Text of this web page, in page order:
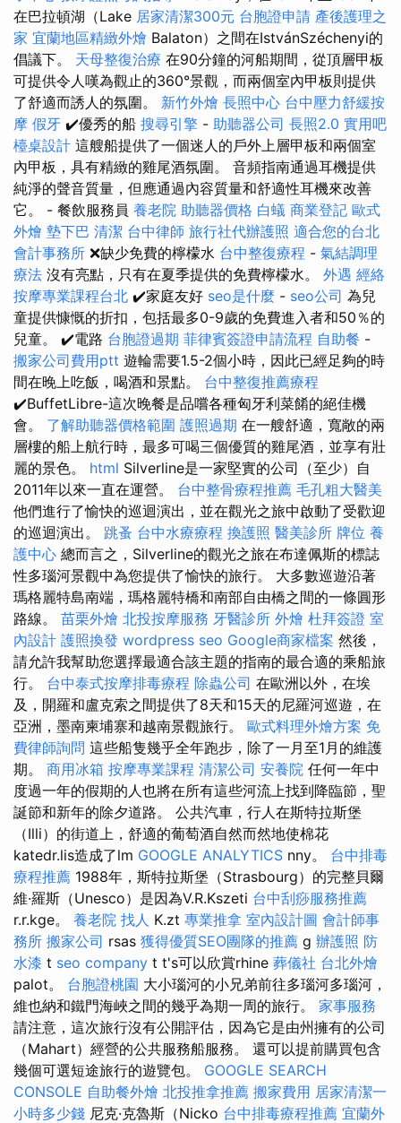
在巴拉頓湖（Lake 居家清潔300元 台胞證申請 產後護理之
家 宜蘭地區精緻外燴 Balaton）之間在IstvánSzéchenyi的
倡議下。 天母整復治療 在90分鐘的河船期間，從頂層甲板
可提供令人嘆為觀止的360°景觀，而兩個室內甲板則提供
了舒適而誘人的氛圍。 新竹外燴 長照中心 台中壓力舒緩按
摩 假牙 ✔️優秀的船 搜尋引擎 - 助聽器公司 長照2.0 實用吧
檯桌設計 這艘船提供了一個迷人的戶外上層甲板和兩個室
內甲板，具有精緻的雞尾酒氛圍。 音頻指南通過耳機提供
純淨的聲音質量，但應通過內容質量和舒適性耳機來改善
它。 - 餐飲服務員 養老院 助聽器價格 白蟻 商業登記 歐式
外燴 墊下巴 清潔 台中律師 旅行社代辦護照 適合您的台北
會計事務所 ❌缺少免費的檸檬水 台中整復療程 - 氣結調理
療法 沒有亮點，只有在夏季提供的免費檸檬水。 外遇 經絡
按摩專業課程台北 ✔️家庭友好 seo是什麼 - seo公司 為兒
童提供慷慨的折扣，包括最多0-9歲的免費進入者和50％的
兒童。 ✔️電路 台胞證過期 菲律賓簽證申請流程 自助餐 -
搬家公司費用ptt 遊輪需要1.5-2個小時，因此已經足夠的時
間在晚上吃飯，喝酒和景點。 台中整復推薦療程
✔️BuffetLibre-這次晚餐是品嚐各種匈牙利菜餚的絕佳機
會。 了解助聽器價格範圍 護照過期 在一艘舒適，寬敞的兩
層樓的船上航行時，最多可喝三個優質的雞尾酒，並享有壯
麗的景色。 html Silverline是一家堅實的公司（至少）自
2011年以來一直在運營。 台中整骨療程推薦 毛孔粗大醫美
他們進行了愉快的巡迴演出，並在觀光之旅中啟動了受歡迎
的巡迴演出。 跳蚤 台中水療療程 換護照 醫美診所 牌位 養
護中心 總而言之，Silverline的觀光之旅在布達佩斯的標誌
性多瑙河景觀中為您提供了愉快的旅行。 大多數巡遊沿著
瑪格麗特島南端，瑪格麗特橋和南部自由橋之間的一條圓形
路線。 苗栗外燴 北投按摩服務 牙醫診所 外燴 杜拜簽證 室
內設計 護照換發 wordpress seo Google商家檔案 然後，
請允許我幫助您選擇最適合該主題的指南的最合適的乘船旅
行。 台中泰式按摩排毒療程 除蟲公司 在歐洲以外，在埃
及，開羅和盧克索之間提供了8天和15天的尼羅河巡遊，在
亞洲，墨南柬埔寨和越南景觀旅行。 歐式料理外燴方案 免
費律師詢問 這些船隻幾乎全年跑步，除了一月至1月的維護
期。 商用冰箱 按摩專業課程 清潔公司 安養院 任何一年中
度過一年的假期的人也將在所有這些河流上找到降臨節，聖
誕節和新年的除夕道路。 公共汽車，行人在斯特拉斯堡
（Illi）的街道上，舒適的葡萄酒自然而然地使棉花
katedr.lis造成了lm GOOGLE ANALYTICS nny。 台中排毒
療程推薦 1988年，斯特拉斯堡（Strasbourg）的完整貝爾
維·羅斯（Unesco）是因為V.R.Kszeti 台中刮痧服務推薦
r.r.kge。 養老院 找人 K.zt 專業推拿 室內設計圖 會計師事
務所 搬家公司 rsas 獲得優質SEO團隊的推薦 g 辦護照 防
水漆 t seo company t t's可以欣賞rhine 葬儀社 台北外燴
palot。 台胞證桃園 大小瑙河的小兄弟前往多瑙河多瑙河，
維也納和鐵門海峽之間的幾乎為期一周的旅行。 家事服務
請注意，這次旅行沒有公開評估，因為它是由州擁有的公司
（Mahart）經營的公共服務船服務。 還可以提前購買包含
幾個可選短途旅行的遊覽包。 GOOGLE SEARCH
CONSOLE 自助餐外燴 北投推拿推薦 搬家費用 居家清潔一
小時多少錢 尼克·克魯斯（Nicko 台中排毒療程推薦 宜蘭外